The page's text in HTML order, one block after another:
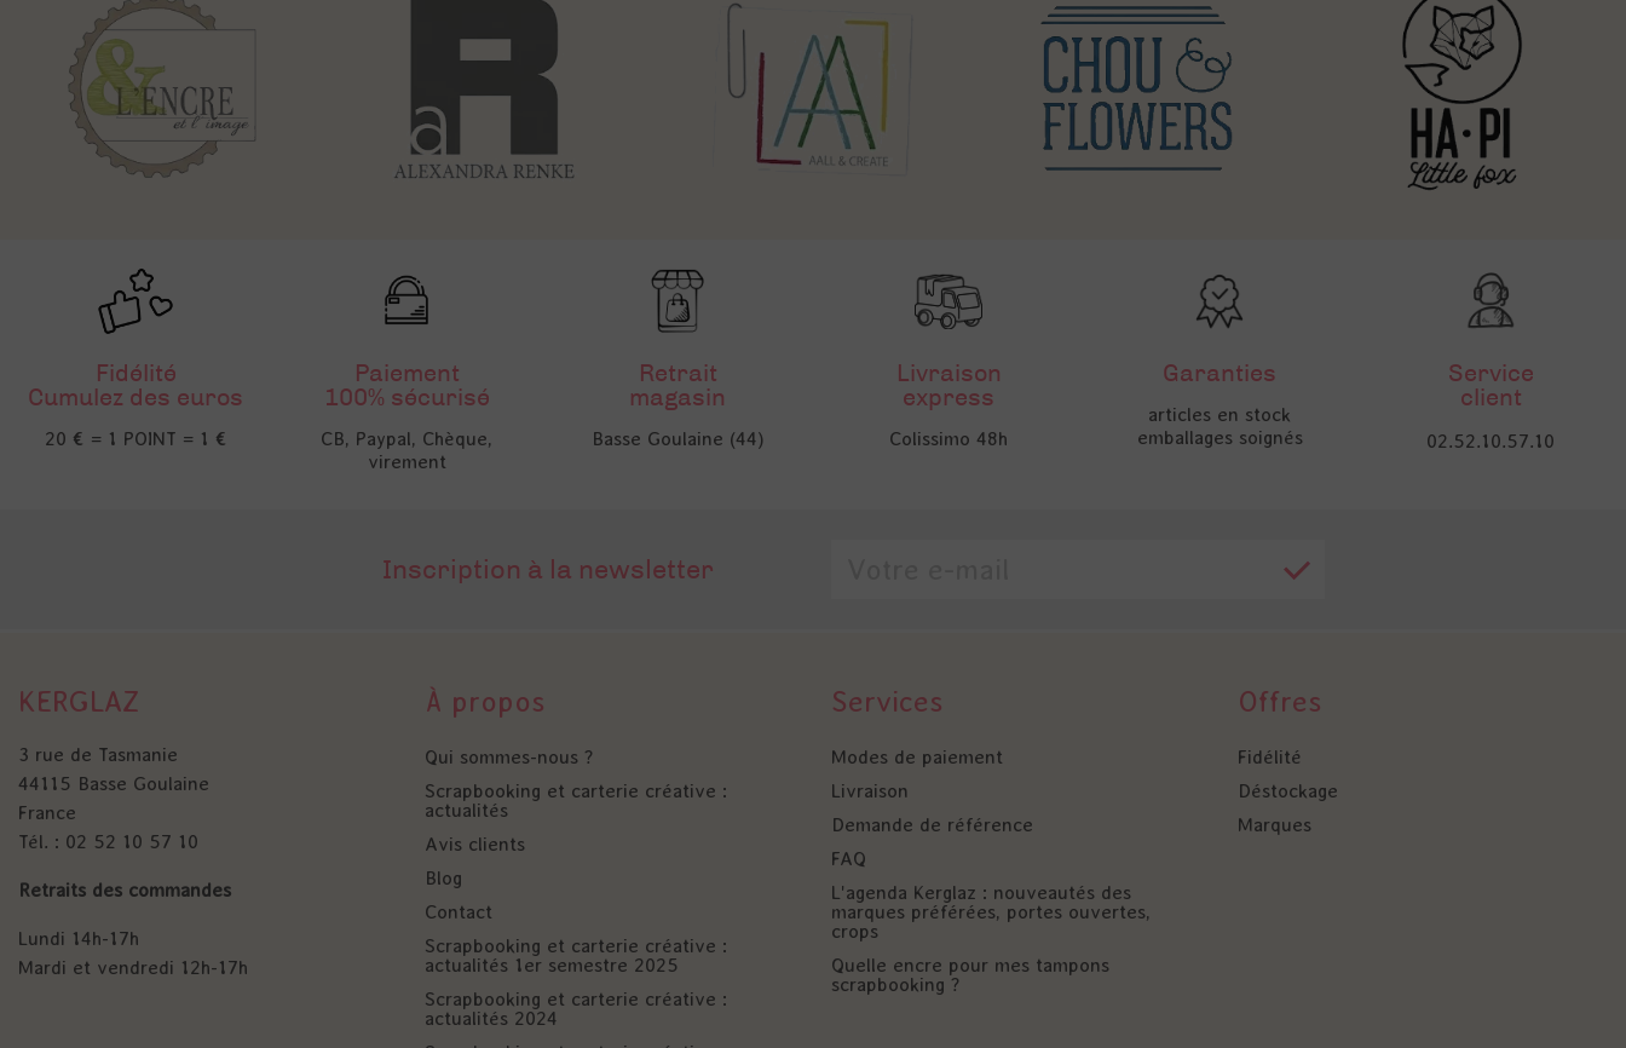
Fidélité
Cumulez des euros
20 € = 1 POINT = 1 €
Paiement
100% sécurisé
CB, Paypal, Chèque,
virement
Retrait
magasin
Basse Goulaine (44)
Livraison
express
Colissimo 48h
Garanties
articles en stock
emballages soignés
Service
client
02.52.10.57.10
Inscription à la newsletter
KERGLAZ
3 rue de Tasmanie
44115 Basse Goulaine
France
Tél. : 02 52 10 57 10
Retraits des commandes
Lundi 14h-17h
Mardi et vendredi 12h-17h
À propos
Qui sommes-nous ?
Scrapbooking et carterie créative :
actualités
Avis clients
Blog
Contact
Scrapbooking et carterie créative :
actualités 1er semestre 2025
Scrapbooking et carterie créative :
actualités 2024
Services
Modes de paiement
Livraison
Demande de référence
FAQ
L'agenda Kerglaz : nouveautés des
marques préférées, portes ouvertes,
crops
Quelle encre pour mes tampons
scrapbooking ?
Offres
Fidélité
Déstockage
Marques